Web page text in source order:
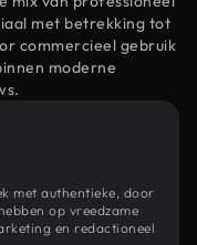
met betrekking tot
commercieel gebruik
moderne
met authentieke, door
op vreedzame
en redactioneel